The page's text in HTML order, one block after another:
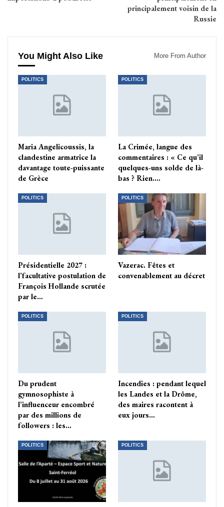
principalement voisin de la
Russie
You Might Also Like More From Author
POLITICS
Maria Angelicoussis, la
clandestine armatrice la
davantage toute-puissante
de Grèce
POLITICS
La Crimée, langue des
commentaires : « Ce qu’il
quelques-uns solde de là-
bas ? Rien.…
POLITICS
Présidentielle 2027 :
l’facultative postulation de
François Hollande scrutée
par le…
POLITICS
Vazerac. Fêtes et
convenablement au décret
POLITICS
Du prudent
gymnosophiste à
l’influenceur encombré
par des millions de
followers : les…
POLITICS
Incendies : pendant lequel
les Landes et la Drôme,
des maires racontent à
eux jours…
POLITICS POLITICS